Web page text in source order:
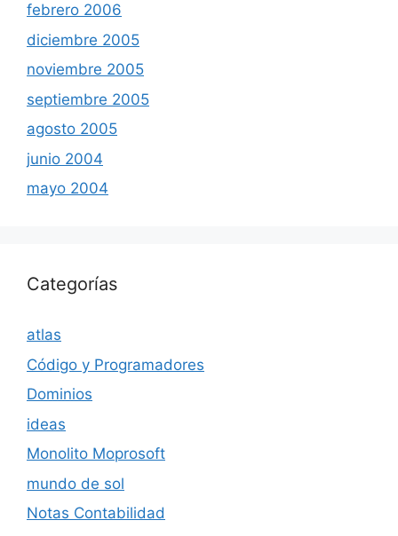
febrero 2006
diciembre 2005
noviembre 2005
septiembre 2005
agosto 2005
junio 2004
mayo 2004
Categorías
atlas
Código y Programadores
Dominios
ideas
Monolito Moprosoft
mundo de sol
Notas Contabilidad